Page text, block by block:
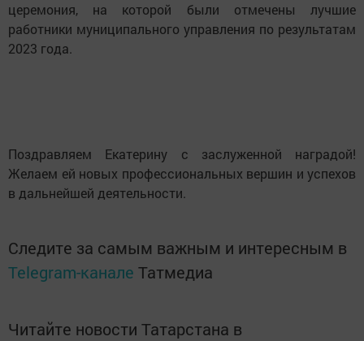
церемония, на которой были отмечены лучшие
работники муниципального управления по результатам
2023 года.
Поздравляем Екатерину с заслуженной наградой!
Желаем ей новых профессиональных вершин и успехов
в дальнейшей деятельности.
Следите за самым важным и интересным в
Telegram-канале Татмедиа
Читайте новости Татарстана в